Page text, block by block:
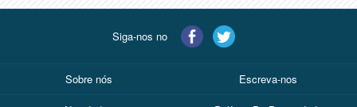
Siga-nos no
Sobre nós Escreva-nos